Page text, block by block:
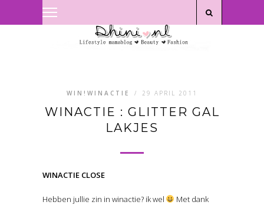
WIN!WINACTIE / 29 APRIL 2011
WINACTIE : GLITTER GAL
LAKJES
WINACTIE CLOSE
Hebben jullie zin in winactie? ik wel
Met dank